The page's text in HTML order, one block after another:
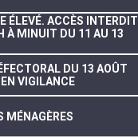
ÉLEVÉ. ACCÈS INTERDIT
À MINUIT DU 11 AU 13
DU 13 AOÛT
VIGILANCE
MÉNAGÈRES